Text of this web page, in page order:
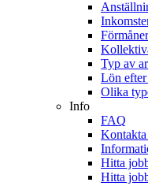
Typ av
Lön
Olika
Info
FAQ
Kontakta
Hitta
Hitta